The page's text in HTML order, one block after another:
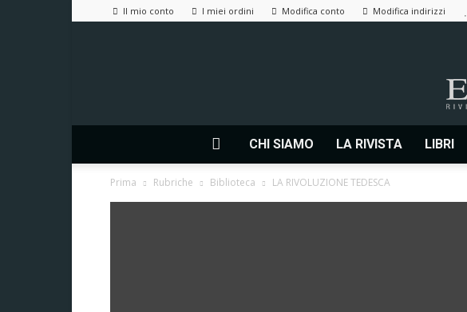
Il mio conto I miei ordini Modifica conto Modifica indirizzi
CHI SIAMO LA RIVISTA LIBRI
Prima Rubriche Biblioteca LA RIVOLUZIONE TEDESCA